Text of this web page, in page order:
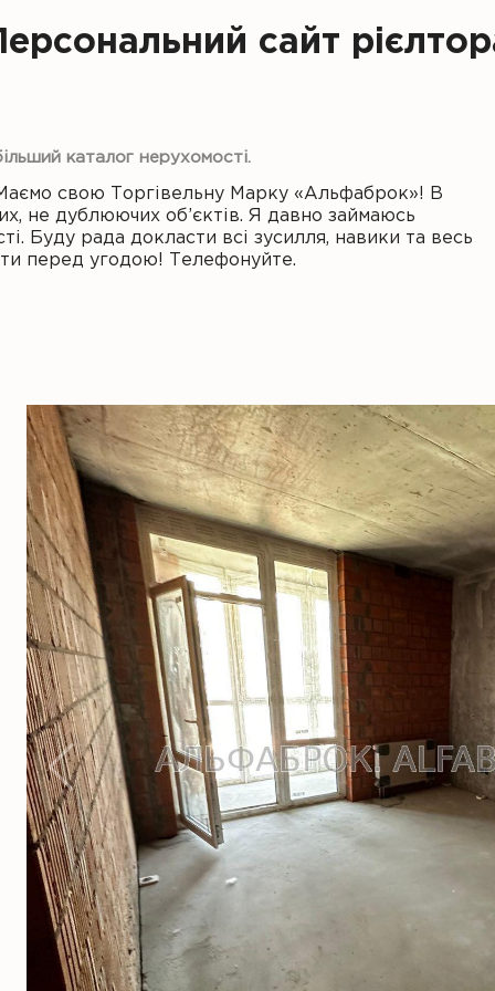
сайт
каталог нерухомості.
свою Торгівельну Марку «Альфаброк»! В
не дублюючих об’єктів. Я давно займаюсь
Буду рада докласти всі зусилля, навики та весь
перед угодою! Телефонуйте.